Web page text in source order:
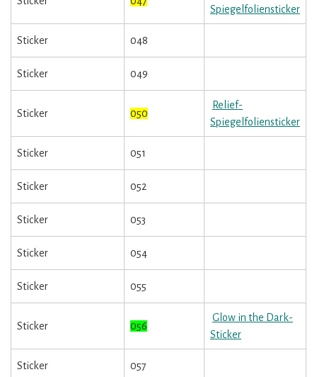
Spiegelfoliensticker
Sticker 048
Sticker 049
Sticker 050
Relief-
Spiegelfoliensticker
Sticker 051
Sticker 052
Sticker 053
Sticker 054
Sticker 055
Sticker 056
Glow in the Dark-
Sticker
Sticker 057